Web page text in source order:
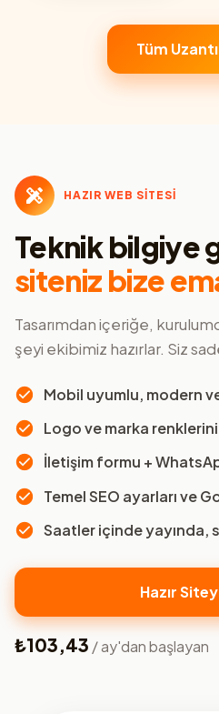
Tüm
HAZIR WEB SİTESİ
Teknik bilgiye
siteniz bize
Tasarımdan içeriğe,
şeyi ekibimiz hazırlar. Siz
Mobil uyumlu, modern ve
Logo ve marka
İletişim formu +
Temel SEO ayarları ve
Saatler içinde yayında,
Hazır
₺103,43 / ay'dan başlayan